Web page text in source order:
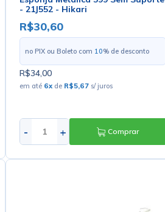
- 21J552 - Hikari
R$30,60
no PIX ou Boleto com 10% de desconto
R$34,00
em até 6xde R$5,67s/ juros
- + Comprar